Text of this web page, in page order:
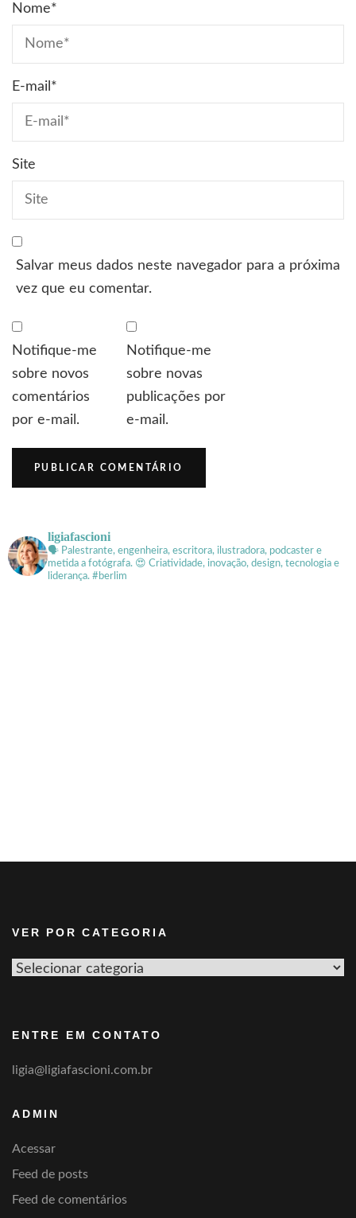
Nome*
E-mail *
Site
Salvar meus dados neste navegador para a próxima
vez que eu comentar.
Notifique-me
sobre novos
comentários
por e-mail.
Notifique-me
sobre novas
publicações por
e-mail.
ligiafascioni
🗣 Palestrante, engenheira, escritora, ilustradora, podcaster e
metida a fotógrafa. 😍 Criatividade, inovação, design, tecnologia e
liderança. #berlim
VER POR CATEGORIA
Ver
ENTRE EM CONTATO
ligia@ligiafascioni.com.br
ADMIN
Acessar
Feed de posts
Feed de comentários